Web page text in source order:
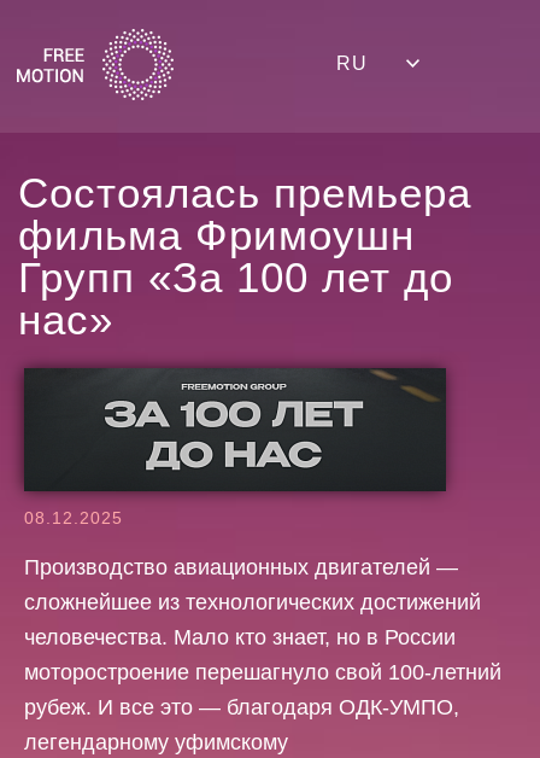
RU
Состоялась премьера
фильма Фримоушн
Групп «За 100 лет до
нас»
08.12.2025
Производство авиационных двигателей —
сложнейшее из технологических достижений
человечества. Мало кто знает, но в России
моторостроение перешагнуло свой 100-летний
рубеж. И все это — благодаря ОДК-УМПО,
легендарному уфимскому